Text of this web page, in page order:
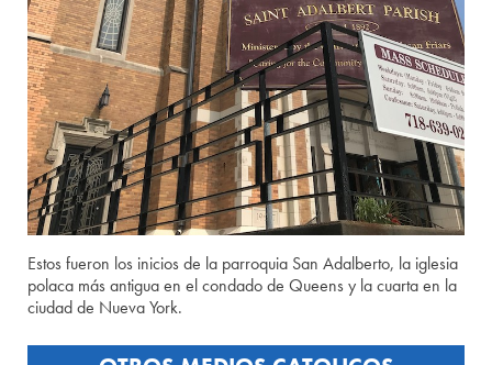
Estos fueron los inicios de la parroquia San Adalberto, la iglesia
polaca más antigua en el condado de Queens y la cuarta en la
ciudad de Nueva York.